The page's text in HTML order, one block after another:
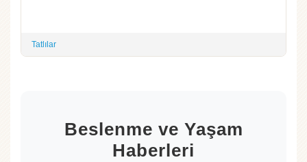
Tatlılar
Beslenme ve Yaşam
Haberleri